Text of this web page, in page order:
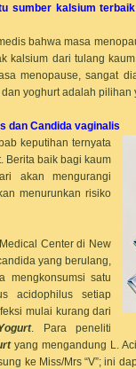
sumber kalsium
bahwa masa
kalsium dari tulang
menopause, sangat
yoghurt adalah pilihan
dan Candida vaginalis
keputihan ternyata
Berita baik bagi kaum
akan mengurangi
menurunkan risiko
Center di New
yang berulang,
mengkonsumsi satu
acidophilus setiap
mulai kurang dari
. Para peneliti
yang mengandung L.
ke Miss/Mrs “V”; ini